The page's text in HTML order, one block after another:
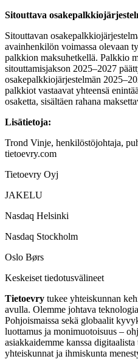
Sitouttava
Sitouttavan
avainhenkilön voimassa olevaan
palkkion maksuhetkellä. Palkkio
sitouttamisjakson 2025–2027
osakepalkkiojärjestelmän
palkkiot vastaavat yhteensä
osaketta, sisältäen rahana
Lisätietoja:
Trond Vinje, henkilöstöjohtaja,
tietoevry.com
Tietoevry Oyj
JAKELU
Nasdaq Helsinki
Nasdaq Stockholm
Oslo Børs
Keskeiset tiedotusvälineet
Tietoevry tukee yhteiskunnan
avulla. Olemme johtava
Pohjoismaissa sekä globaalit
luottamus ja monimuotoisuus –
asiakkaidemme kanssa
yhteiskunnat ja ihmiskunta